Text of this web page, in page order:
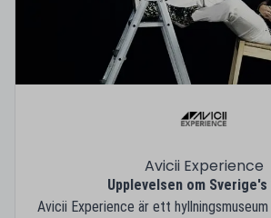
Avicii Experience
Upplevelsen om Sverige's
Avicii Experience är ett